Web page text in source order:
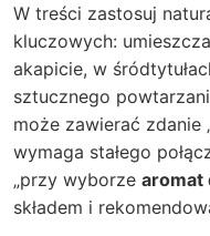
W treści zastosuj
kluczowych:
akapicie, w
sztucznego
może zawierać zdanie
wymaga stałego
„przy wyborze aromat
składem i